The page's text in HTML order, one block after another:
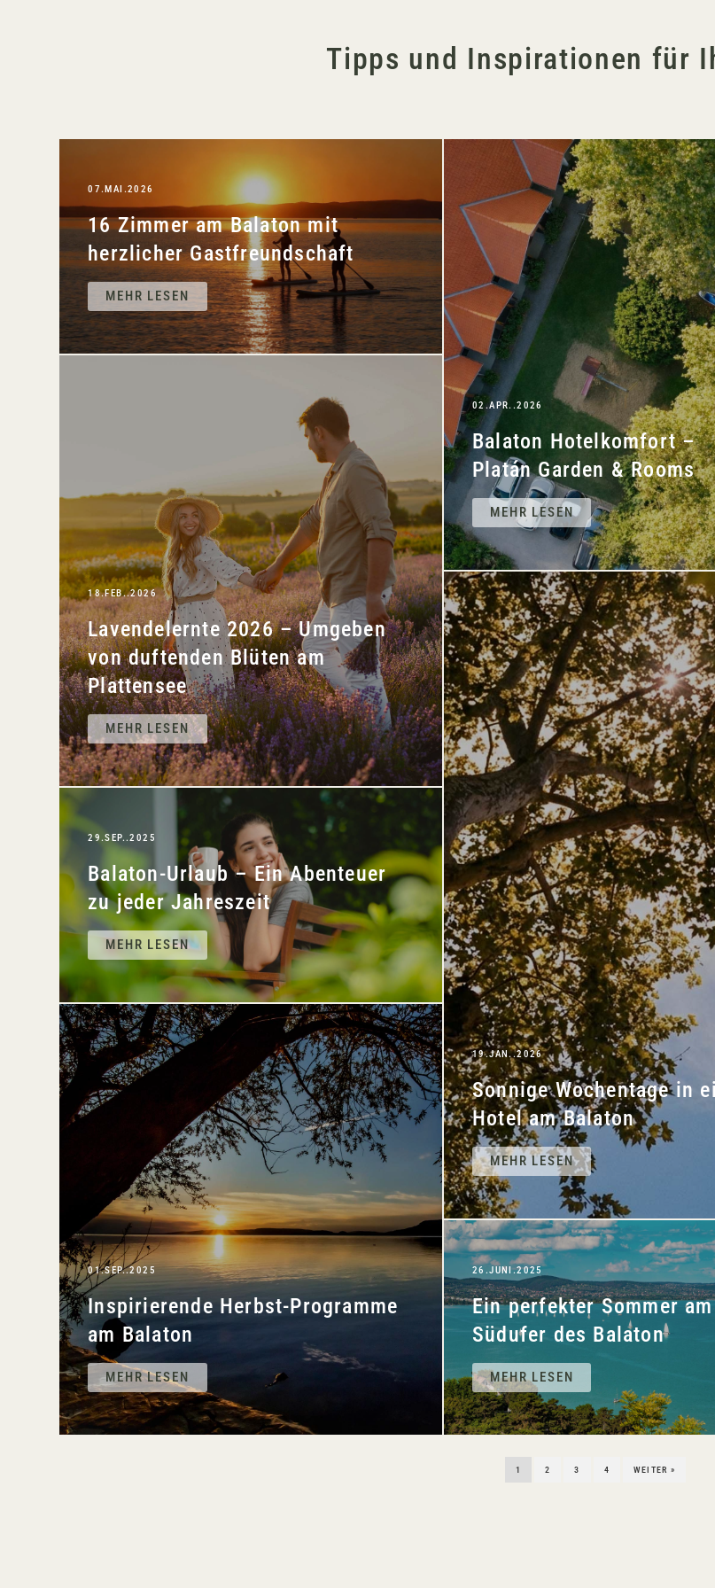
Tipps und Inspirationen für
07.MAI.2026
16 Zimmer am Balaton mit
herzlicher Gastfreundschaft
MEHR LESEN
02.APR..2026
Balaton Hotelkomfort –
Platán Garden & Rooms
MEHR LESEN
18.FEB..2026
Lavendelernte 2026 – Umgeben
von duftenden Blüten am
Plattensee
MEHR LESEN
19.JAN..2026
Sonnige Wochentage in
Hotel am Balaton
MEHR LESEN
29.SEP..2025
Balaton-Urlaub – Ein Abenteuer
zu jeder Jahreszeit
MEHR LESEN
01.SEP..2025
Inspirierende Herbst-Programme
am Balaton
MEHR LESEN
26.JUNI.2025
Ein perfekter Sommer am
Südufer des Balaton
MEHR LESEN
1 2 3 4 WEITER »